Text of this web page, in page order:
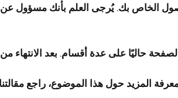
الخاص بك. يُرجى العلم بأنك مسؤول
المزيد حول هذا الموضوع، راجع